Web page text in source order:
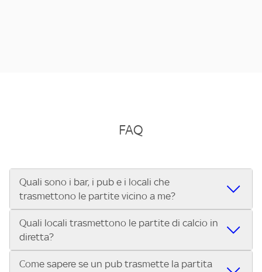
FAQ
Quali sono i bar, i pub e i locali che
trasmettono le partite vicino a me?
Se cerchi un bar, pub, ristorante o locale vicino a te per
vedere le partite di Serie A ENILIVE, la Serie C Sky Wifi, la
UEFA Champions League, la UEFA Europa League, la UEFA
Conference League, il Tennis, la Formula 1®, la MotoGP™ e
Quali locali trasmettono le partite di calcio in
diretta?
Vuoi sapere quali bar, pub o ristoranti mostrano le partite
Come sapere se un pub trasmette la partita